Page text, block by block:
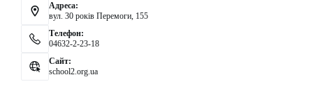
Адреса:
вул. 30 років Перемоги, 155
Телефон:
04632-2-23-18
Сайт:
school2.org.ua